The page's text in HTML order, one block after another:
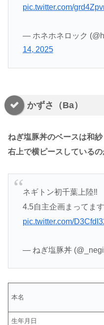
pic.twitter.com/
— ホネホネロック
14, 2025
かずさ（Ba）
ねぎ塩豚丼のベースは和
右上で横ピースしているの
ネギトン初千葉上陸‼️
4.5自主企画まってま
pic.twitter.com/
— ねぎ塩豚丼
本名
生年月日